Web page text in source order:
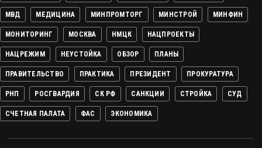
МВД МЕДИЦИНА МИНПРОМТОРГ МИНСТРОЙ МИНФИН
МОНИТОРИНГ МОСКВА НМЦК НАЦПРОЕКТЫ
НАЦРЕЖИМ НЕУСТОЙКА ОБЗОР ПЛАНЫ
ПРАВИТЕЛЬСТВО ПРАКТИКА ПРЕЗИДЕНТ ПРОКУРАТУРА
РНП РОСГВАРДИЯ СК РФ САНКЦИИ СТРОЙКА СУД
СЧЕТНАЯ ПАЛАТА ФАС ЭКОНОМИКА